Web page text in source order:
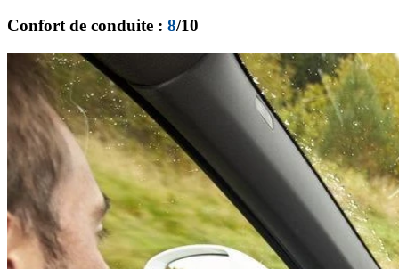
Confort de conduite : 8/10